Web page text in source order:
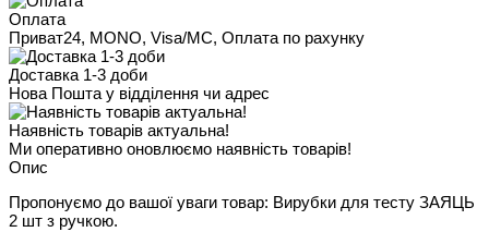
Оплата
Приват24, MONO, Visa/MC, Оплата по рахунку
Доставка 1-3 доби
Нова Пошта у відділення чи адрес
Наявність товарів актуальна!
Ми оперативно оновлюємо наявність товарів!
Опис
Пропонуємо до вашої уваги товар: Вирубки для тесту ЗАЯЦЬ
2 шт з ручкою.